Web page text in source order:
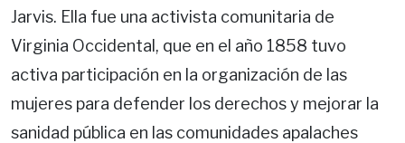
Jarvis. Ella fue una activista comunitaria de
Virginia Occidental, que en el año 1858 tuvo
activa participación en la organización de las
mujeres para defender los derechos y mejorar la
sanidad pública en las comunidades apalaches